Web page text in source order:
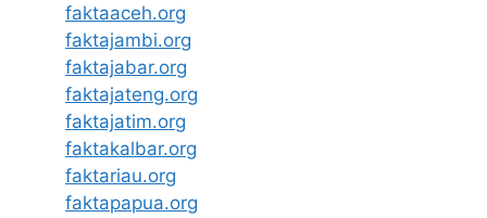
faktaaceh.org
faktajambi.org
faktajabar.org
faktajateng.org
faktajatim.org
faktakalbar.org
faktariau.org
faktapapua.org